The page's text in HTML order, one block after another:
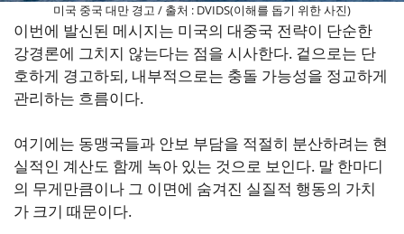
미국 중국 대만 경고 / 출처 : DVIDS(이해를 돕기 위한 사진)
이번에 발신된 메시지는 미국의 대중국 전략이 단순한
강경론에 그치지 않는다는 점을 시사한다. 겉으로는 단
호하게 경고하되, 내부적으로는 충돌 가능성을 정교하게
관리하는 흐름이다.
여기에는 동맹국들과 안보 부담을 적절히 분산하려는 현
실적인 계산도 함께 녹아 있는 것으로 보인다. 말 한마디
의 무게만큼이나 그 이면에 숨겨진 실질적 행동의 가치
가 크기 때문이다.